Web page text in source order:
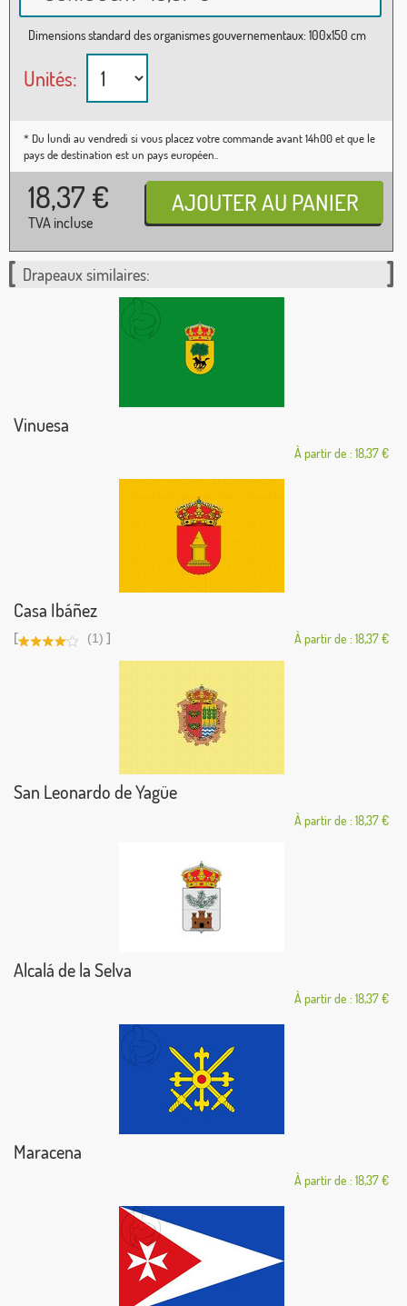
Dimensions standard des organismes gouvernementaux: 100x150 cm
Unités:
* Du lundi au vendredi si vous placez votre commande avant 14h00 et que le
pays de destination est un pays européen..
18,37 €
TVA incluse
Drapeaux similaires:
Vinuesa
À partir de : 18,37 €
Casa Ibáñez
[ (1) ] À partir de : 18,37 €
San Leonardo de Yagüe
À partir de : 18,37 €
Alcalá de la Selva
À partir de : 18,37 €
Maracena
À partir de : 18,37 €